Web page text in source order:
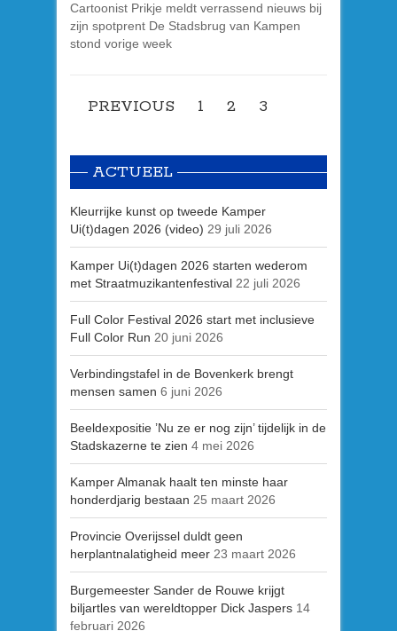
Cartoonist Prikje meldt verrassend nieuws bij
zijn spotprent De Stadsbrug van Kampen
stond vorige week
PREVIOUS 1 2 3
ACTUEEL
Kleurrijke kunst op tweede Kamper
Ui(t)dagen 2026 (video) 29 juli 2026
Kamper Ui(t)dagen 2026 starten wederom
met Straatmuzikantenfestival 22 juli 2026
Full Color Festival 2026 start met inclusieve
Full Color Run 20 juni 2026
Verbindingstafel in de Bovenkerk brengt
mensen samen 6 juni 2026
Beeldexpositie ’Nu ze er nog zijn’ tijdelijk in de
Stadskazerne te zien 4 mei 2026
Kamper Almanak haalt ten minste haar
honderdjarig bestaan 25 maart 2026
Provincie Overijssel duldt geen
herplantnalatigheid meer 23 maart 2026
Burgemeester Sander de Rouwe krijgt
biljartles van wereldtopper Dick Jaspers 14
februari 2026